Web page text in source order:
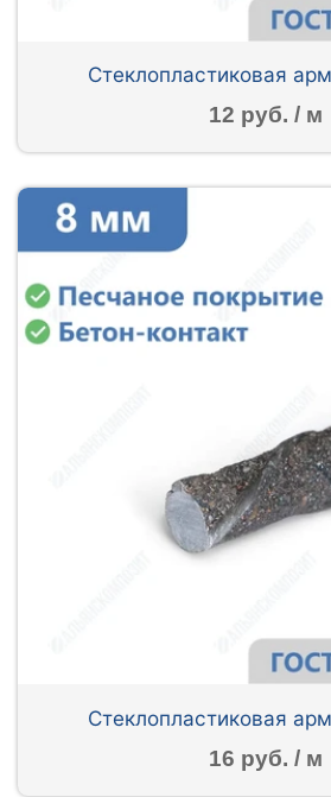
Стеклопластиковая
12 руб. / м
Стеклопластиковая
16 руб. / м